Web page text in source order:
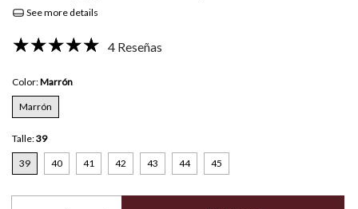
See more details
4 Reseñas
Color:Marrón
Marrón
Talle:39
39 40 41 42 43 44 45